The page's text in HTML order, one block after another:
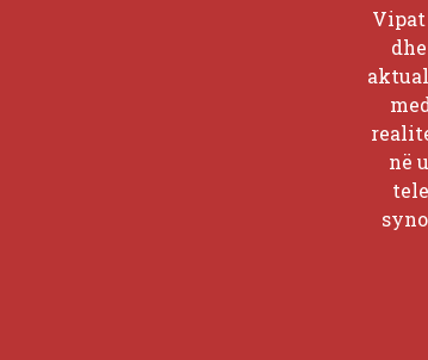
në